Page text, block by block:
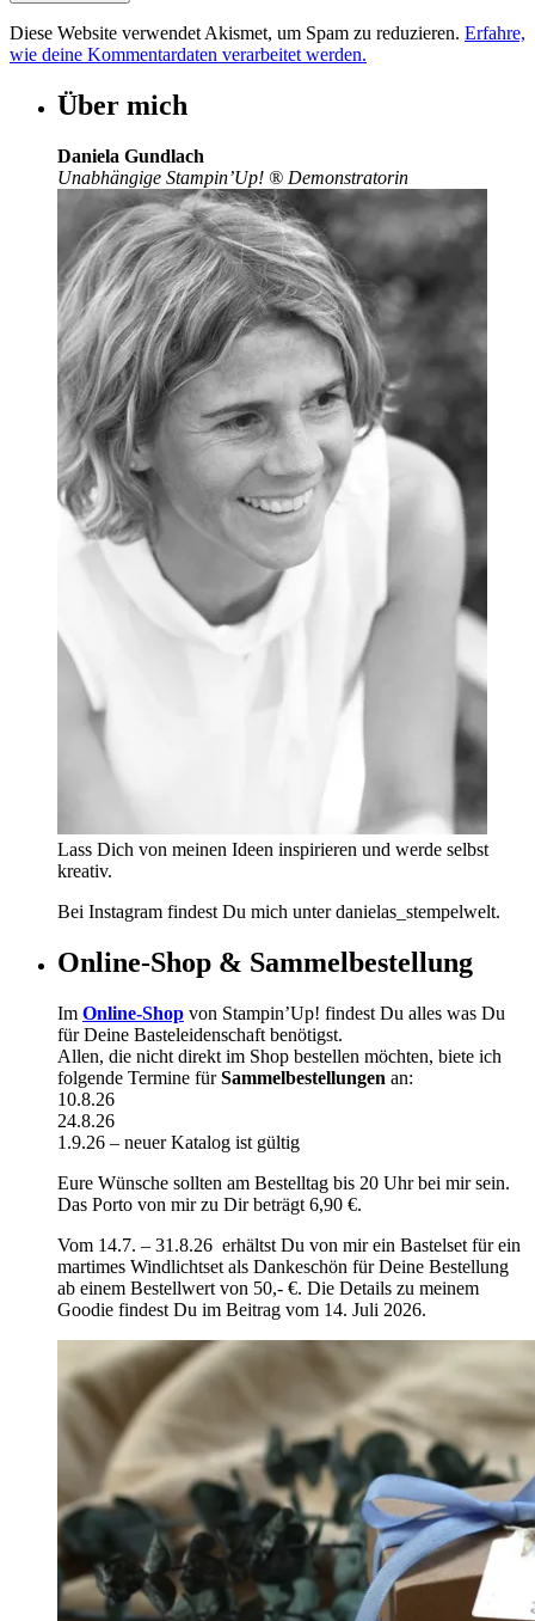
Diese Website verwendet Akismet, um Spam zu reduzieren. Erfahre,
wie deine Kommentardaten verarbeitet werden.
Über mich
Daniela Gundlach
Unabhängige Stampin’Up! ® Demonstratorin
Lass Dich von meinen Ideen inspirieren und werde selbst
kreativ.
Bei Instagram findest Du mich unter danielas_stempelwelt.
Online-Shop & Sammelbestellung
Im Online-Shop von Stampin’Up! findest Du alles was Du
für Deine Basteleidenschaft benötigst.
Allen, die nicht direkt im Shop bestellen möchten, biete ich
folgende Termine fürSammelbestellungen an:
10.8.26
24.8.26
1.9.26 – neuer Katalog ist gültig
Eure Wünsche sollten am Bestelltag bis 20 Uhr bei mir sein.
Das Porto von mir zu Dir beträgt 6,90 €.
Vom 14.7. – 31.8.26 erhältst Du von mir ein Bastelset für ein
martimes Windlichtset als Dankeschön für Deine Bestellung
ab einem Bestellwert von 50,- €. Die Details zu meinem
Goodie findest Du im Beitrag vom 14. Juli 2026.